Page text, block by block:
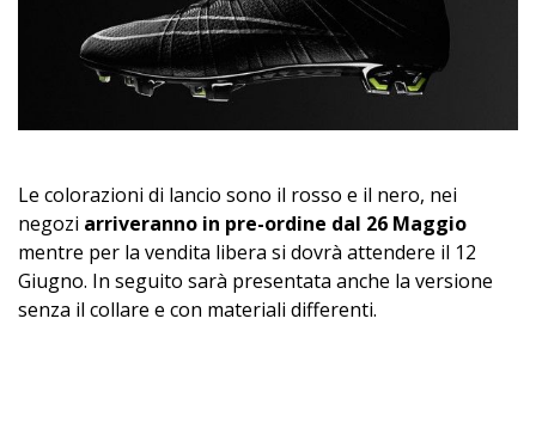
Le colorazioni di lancio sono il rosso e il nero, nei
negozi arriveranno in pre-ordine dal 26 Maggio
mentre per la vendita libera si dovrà attendere il 12
Giugno. In seguito sarà presentata anche la versione
senza il collare e con materiali differenti.